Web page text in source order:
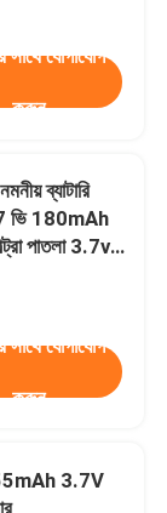
সাথে যোগাযোগ
করুন
ব্যাটারি
180mAh
পাতলা 3.7v
সাথে যোগাযোগ
করুন
55mAh 3.7V